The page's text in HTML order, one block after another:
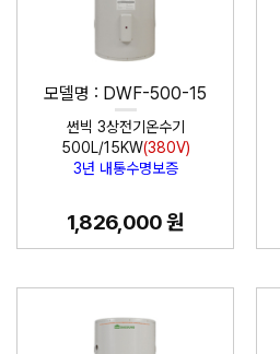
모델명 : DWF-500-15
썬빅 3상전기온수기
500L/15KW(380V)
3년 내통수명보증
1,826,000 원